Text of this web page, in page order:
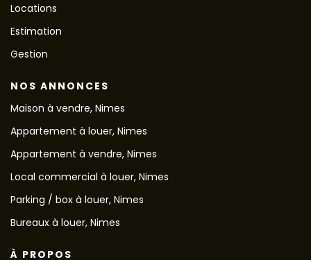
Locations
Estimation
Gestion
NOS ANNONCES
Maison à vendre, Nimes
Appartement à louer, Nimes
Appartement à vendre, Nimes
Local commercial à louer, Nimes
Parking / box à louer, Nimes
Bureaux à louer, Nimes
À PROPOS